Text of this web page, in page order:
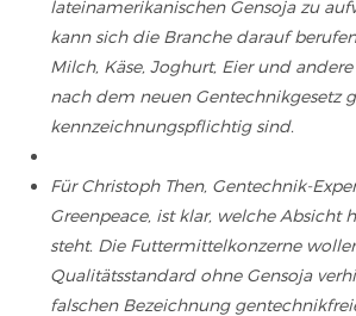
lateinamerikanischen Gensoja zu
kann sich die Branche darauf
Milch, Käse, Joghurt, Eier und
nach dem neuen Gentechnikgesetz
kennzeichnungspflichtig sind.
Für Christoph Then, Gentechnik-
Greenpeace, ist klar, welche Absicht
steht. Die Futtermittelkonzerne
Qualitätsstandard ohne Gensoja
falschen Bezeichnung